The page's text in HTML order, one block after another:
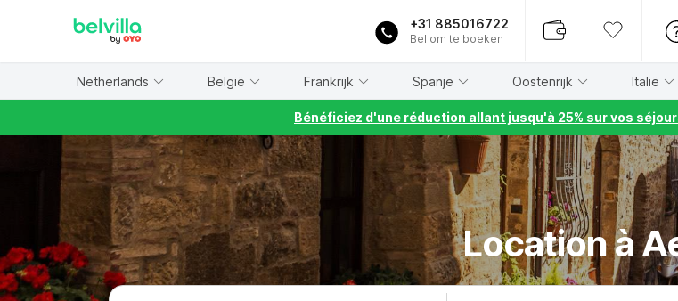
+31 885016722
Bel om te boeken
Netherlands België Frankrijk Spanje Oostenrijk Italië
Bénéficiez d'une réduction allant jusqu'à 25% sur vos
Location à